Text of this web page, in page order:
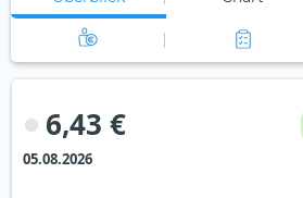
6,43 €
05.08.2026